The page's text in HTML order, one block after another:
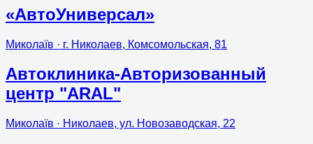
«АвтоУниверсал»
Миколаїв · г. Николаев, Комсомольская, 81
Автоклиника-Авторизованный
центр "ARAL"
Миколаїв · Николаев, ул. Новозаводская, 22